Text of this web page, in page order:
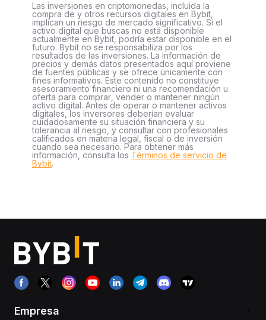
Las inversiones en criptomonedas, incluida la
compra de y otros recursos digitales en Bybit,
implican un riesgo de mercado significativo. Si el
activo digital que buscas no está disponible
actualmente en Bybit, podría estar disponible en el
futuro. Bybit no se responsabiliza por los
resultados de las inversiones. La información de
precios y demás datos presentados aquí proviene
de fuentes públicas y se ofrece únicamente con
fines informativos. Este contenido no constituye
asesoramiento financiero ni una recomendación u
oferta para comprar, vender o mantener ningún
activo digital. Antes de operar o mantener activos
digitales, los inversores deberían evaluar
cuidadosamente su situación financiera y su
tolerancia al riesgo, y consultar con profesionales
calificados en materia legal, fiscal o de inversión
cuando sea necesario. Para obtener más
información, consulta los Términos de servicio de
Bybit.
Empresa